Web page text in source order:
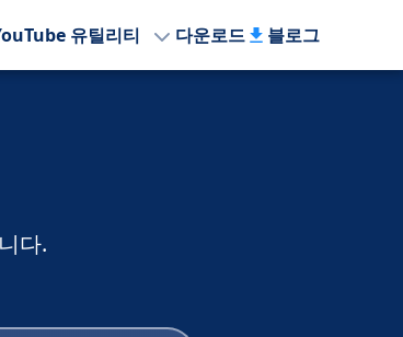
유틸리티 다운로드 블로그
다.